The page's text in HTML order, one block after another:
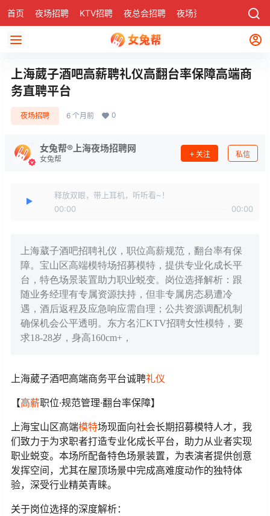
首页 夜场招聘 KTV招聘 夜总会招聘 夜场资讯 社区
上海葳子酒吧高薪聘礼仪高翻台率保障高端商
务直聘平台
夜场招聘 6 个月前 0
女兔帮®上海夜场招聘网
女兔帮
关注 私信
释放双眼，带上耳机，听听看~！
00:00
00:00
上海葳子酒吧招聘礼仪，职位高薪规范，翻台率有保
障。宝山区高端模特场招募模特，提供专业化成长平
台，特色场景装置助力职业蜕变。岗位选择解析：跟
随业务经理有专属资源扶持，但非专属房态易遭冷
遇，酒后返程及应急响应需自理；公共资源调配机制
确保机会公平透明。东方名汇KTV招聘女性模特，要
求18-28岁，身高160cm+，
上海葳子酒吧高端商务平台诚聘礼仪
【高薪职位·规范管理·翻台率保障】
上海宝山区高端模特场现面向社会长期招募模特人才，我
们致力于为求职者打造专业化成长平台，助力从业者实现
职业蜕变。本场所配备特色场景装置，为表演者提供创意
发挥空间，尤其在屋顶场景中完成高难度动作的独特体
验，深受行业精英青睐。
关于岗位选择的深度解析：